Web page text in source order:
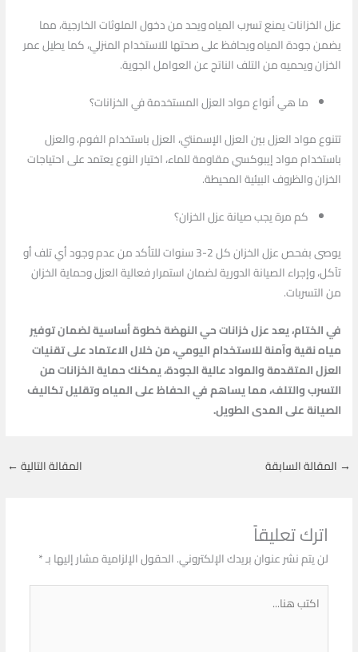
عزل الخزانات يمنع تسرب المياه ويحد من دخول الملوثات الخارجية، مما
يضمن جودة المياه ويحافظ على صحتها للاستخدام المنزلي، كما يطيل عمر
الخزان ويحميه من التلف الناتج عن العوامل الجوية.
ما هي أنواع مواد العزل المستخدمة في الخزانات؟
تتنوع مواد العزل بين العزل الإسمنتي، العزل باستخدام الفوم، والعزل
باستخدام مواد إيبوكسي مقاومة للماء، اختيار النوع يعتمد على احتياجات
الخزان والظروف البيئية المحيطة.
كم مرة يجب صيانة عزل الخزان؟
يوصى بفحص عزل الخزان كل 2-3 سنوات للتأكد من عدم وجود أي تلف أو
تآكل، وإجراء الصيانة الدورية لضمان استمرار فعالية العزل وحماية الخزان
من التسربات.
في الختام، يعد عزل خزانات حي النهضة خطوة أساسية لضمان توفير
مياه نقية وآمنة للاستخدام اليومي، من خلال الاعتماد على تقنيات
العزل المتقدمة والمواد عالية الجودة، يمكنك حماية الخزانات من
التسرب والتلف، مما يساهم في الحفاظ على المياه وتقليل تكاليف
الصيانة على المدى الطويل.
→ المقالة السابقة المقالة التالية←
اترك تعليقاً
لن يتم نشر عنوان بريدك الإلكتروني.الحقول الإلزامية مشار إليها بـ*
اكتب
هنا...